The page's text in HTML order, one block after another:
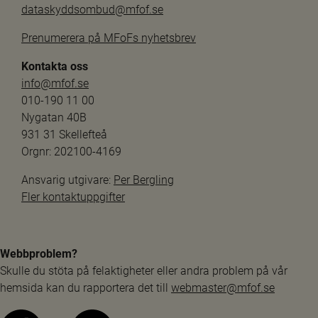
dataskyddsombud@mfof.se
Prenumerera på MFoFs nyhetsbrev
Kontakta oss
info@mfof.se
010-190 11 00
Nygatan 40B
931 31 Skellefteå
Orgnr: 202100-4169
Ansvarig utgivare: Per Bergling
Fler kontaktuppgifter
Webbproblem?
Skulle du stöta på felaktigheter eller andra problem på vår
hemsida kan du rapportera det till webmaster@mfof.se